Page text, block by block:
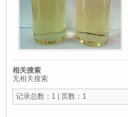
相关搜索
无相关搜索
记录总数：1 | 页数：1